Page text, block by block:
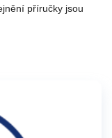
příručky jsou